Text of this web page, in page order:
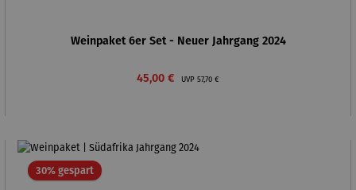
Weinpaket 6er Set - Neuer Jahrgang 2024
Verkaufspreis:
45,00 € UVP Regulärer Preis:
57,70 €
30% gespartRabatt